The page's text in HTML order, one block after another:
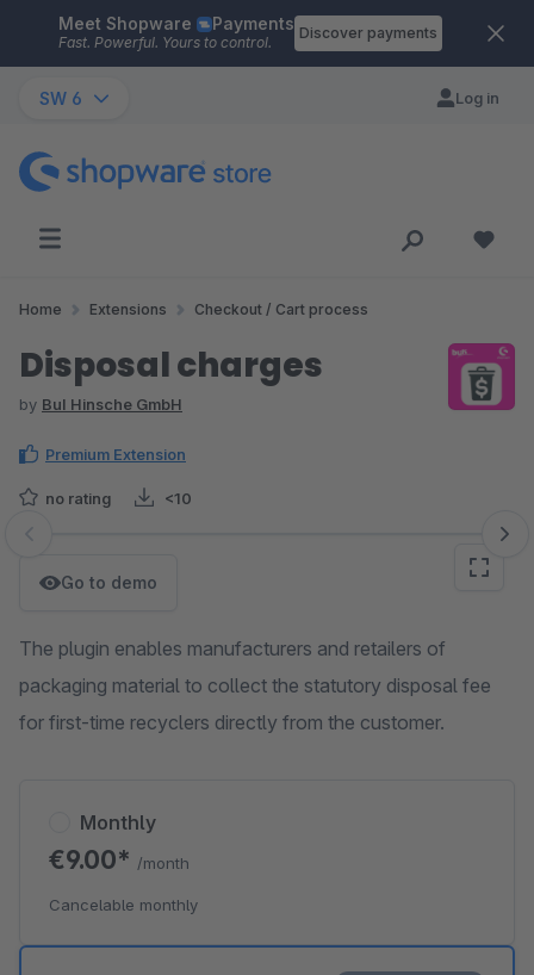
Skip to main content
Meet Shopware Payments
Fast. Powerful. Yours to control.
Discover payments
SW 6 Log in
Home Extensions Checkout / Cart process
Disposal charges
by BuI Hinsche GmbH
Premium Extension
no rating <10
Skip image gallery
Go to demo
The plugin enables manufacturers and retailers of
packaging material to collect the statutory disposal fee
for first-time recyclers directly from the customer.
Monthly
€9.00* /month
Cancelable monthly